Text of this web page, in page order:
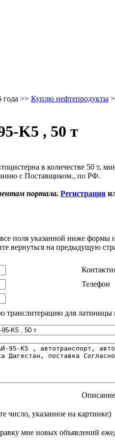
года >> Куплю нефтепродукты
K5 , 50 т
в количестве 50 т,
с Поставщиком., по РФ.
портала. Регистрация
поля указанной ниже
вернуться на предыдущую
Телефон
транслитерацию для латиницы
число, указанное на картинке)
мне новых объявлений